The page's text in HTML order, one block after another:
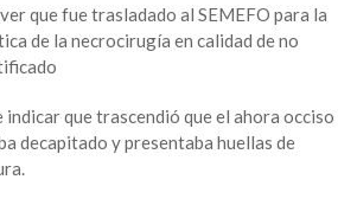
que fue trasladado al SEMEFO para la
de la necrocirugía en calidad de no
indicar que trascendió que el ahora occiso
decapitado y presentaba huellas de